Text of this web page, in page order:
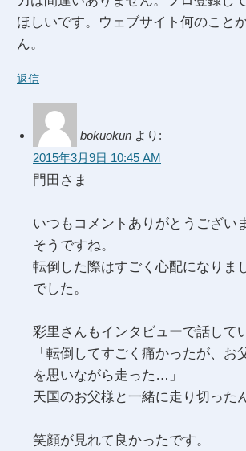
ほしいです。ウェブサイト何のこと
ん。
返信
bokuokun より:
2015年3月9日 10:45 AM
門田さま
いつもコメントありがとうござい
そうですね。
転倒した際はすごく心配になりま
でした。
彩里さんもインタビューで話して
「転倒してすごく痛かったが、お
を思いながら走った…」
天国のお父様と一緒に走り切った
笑顔が見れて良かったです。